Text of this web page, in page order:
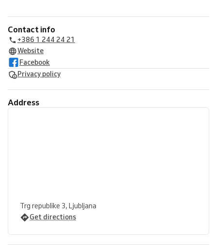
Contact info
+386 1 244 24 21
Website
Facebook
Privacy policy
Address
Trg republike 3, Ljubljana
Get directions